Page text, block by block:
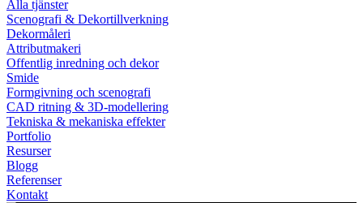
Alla tjänster
Scenografi & Dekortillverkning
Dekormåleri
Attributmakeri
Offentlig inredning och dekor
Smide
Formgivning och scenografi
CAD ritning & 3D-modellering
Tekniska & mekaniska effekter
Portfolio
Resurser
Blogg
Referenser
Kontakt